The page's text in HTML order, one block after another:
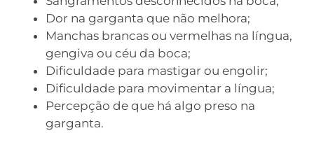
Dor na garganta que não melhora;
Manchas brancas ou vermelhas na língua,
gengiva ou céu da boca;
Dificuldade para mastigar ou engolir;
Dificuldade para movimentar a língua;
Percepção de que há algo preso na
garganta.